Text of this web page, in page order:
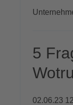
5
02.06.23